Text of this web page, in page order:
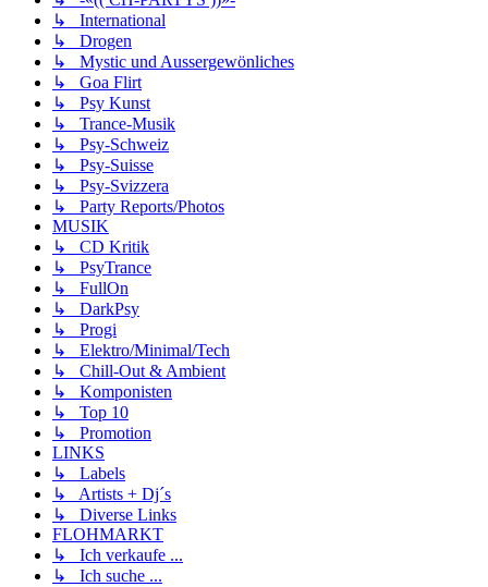
↳ International
↳ Drogen
↳ Mystic und Aussergewönliches
↳ Goa Flirt
↳ Psy Kunst
↳ Trance-Musik
↳ Psy-Schweiz
↳ Psy-Suisse
↳ Psy-Svizzera
↳ Party Reports/Photos
MUSIK
↳ CD Kritik
↳ PsyTrance
↳ FullOn
↳ DarkPsy
↳ Progi
↳ Elektro/Minimal/Tech
↳ Chill-Out & Ambient
↳ Komponisten
↳ Top 10
↳ Promotion
LINKS
↳ Labels
↳ Artists + Dj´s
↳ Diverse Links
FLOHMARKT
↳ Ich verkaufe ...
↳ Ich suche ...